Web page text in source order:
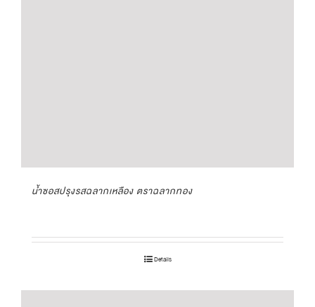
น้ำซอสปรุงรสฉลากเหลือง ตราฉลากทอง
Details